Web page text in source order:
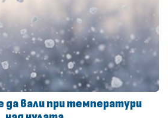
да вали при температури